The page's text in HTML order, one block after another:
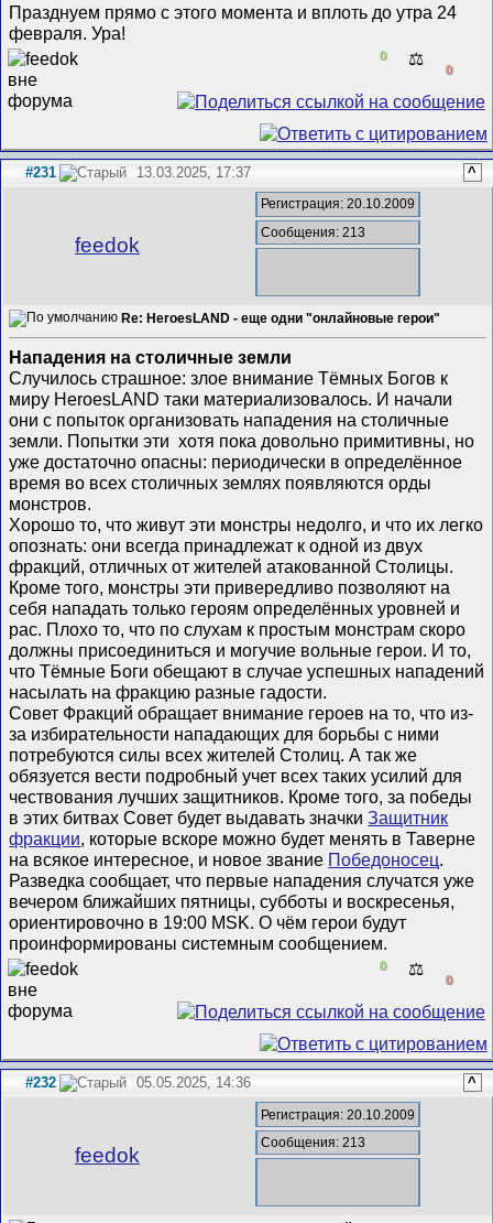
Празднуем прямо с этого момента и вплоть до утра 24
февраля. Ура!
0 ⚖️
0
#231 13.03.2025, 17:37 ^
feedok
Регистрация: 20.10.2009
Сообщения: 213
Re: HeroesLAND - еще одни "онлайновые герои"
Нападения на столичные земли
Случилось страшное: злое внимание Тёмных Богов к
миру HeroesLAND таки материализовалось. И начали
они с попыток организовать нападения на столичные
земли. Попытки эти хотя пока довольно примитивны, но
уже достаточно опасны: периодически в определённое
время во всех столичных землях появляются орды
монстров.
Хорошо то, что живут эти монстры недолго, и что их легко
опознать: они всегда принадлежат к одной из двух
фракций, отличных от жителей атакованной Столицы.
Кроме того, монстры эти привередливо позволяют на
себя нападать только героям определённых уровней и
рас. Плохо то, что по слухам к простым монстрам скоро
должны присоединиться и могучие вольные герои. И то,
что Тёмные Боги обещают в случае успешных нападений
насылать на фракцию разные гадости.
Совет Фракций обращает внимание героев на то, что из-
за избирательности нападающих для борьбы с ними
потребуются силы всех жителей Столиц. А так же
обязуется вести подробный учет всех таких усилий для
чествования лучших защитников. Кроме того, за победы
в этих битвах Совет будет выдавать значкиЗащитник
фракции, которые вскоре можно будет менять в Таверне
на всякое интересное, и новое звание Победоносец.
Разведка сообщает, что первые нападения случатся уже
вечером ближайших пятницы, субботы и воскресенья,
ориентировочно в 19:00 MSK. О чём герои будут
проинформированы системным сообщением.
0 ⚖️
0
#232 05.05.2025, 14:36 ^
feedok
Регистрация: 20.10.2009
Сообщения: 213